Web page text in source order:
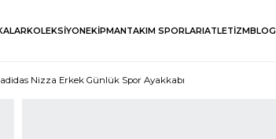
KOLEKSİYONEKİPMANTAKIM SPORLARIATLETİZMBLOG
adidas Nizza Erkek Günlük Spor Ayakkabı